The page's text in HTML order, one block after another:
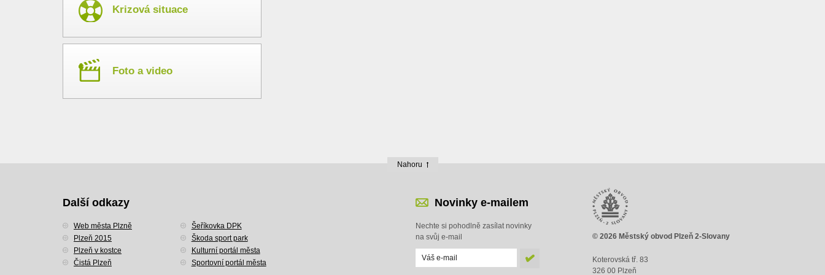
Krizová situace
Foto a video
Nahoru
Další odkazy
Web města Plzně
Plzeň 2015
Plzeň v kostce
Čistá Plzeň
Šeříkovka DPK
Škoda sport park
Kulturní portál města
Sportovní portál města
Novinky e-mailem
Nechte si pohodlně zasílat novinky
na svůj e-mail
© 2026 Městský obvod Plzeň 2-Slovany
Koterovská tř. 83
326 00 Plzeň